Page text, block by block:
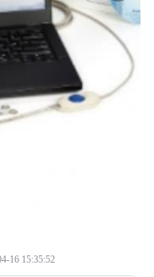
16 15:35:52